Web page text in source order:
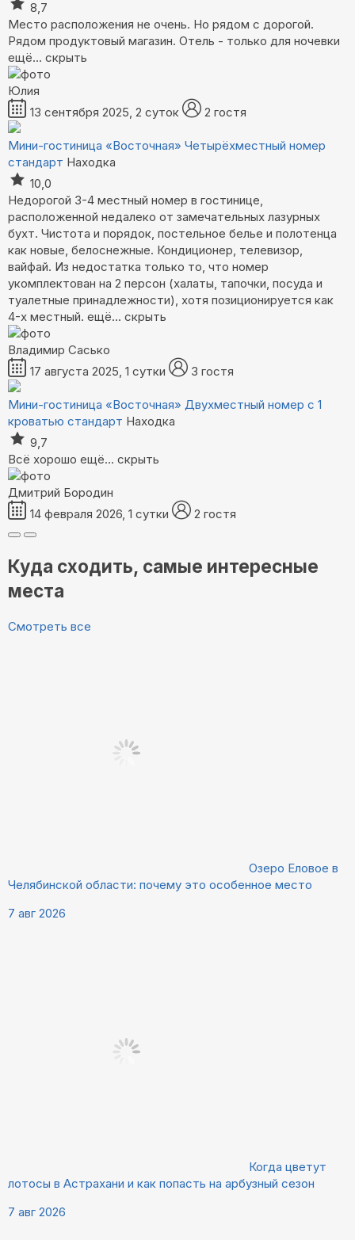
8,7
Место расположения не очень. Но рядом с дорогой.
Рядом продуктовый магазин. Отель - только для ночевки
ещё... скрыть
Юлия
13 сентября 2025, 2 суток
2 гостя
Мини-гостиница «Восточная» Четырёхместный номер
стандарт Находка
10,0
Недорогой 3-4 местный номер в гостинице,
расположенной недалеко от замечательных лазурных
бухт. Чистота и порядок, постельное белье и полотенца
как новые, белоснежные. Кондиционер, телевизор,
вайфай. Из недостатка только то, что номер
укомплектован на 2 персон (халаты, тапочки, посуда и
туалетные принадлежности), хотя позиционируется как
4-х местный. ещё... скрыть
Владимир Сасько
17 августа 2025, 1 сутки
3 гостя
Мини-гостиница «Восточная» Двухместный номер с 1
кроватью стандарт Находка
9,7
Всё хорошо ещё... скрыть
Дмитрий Бородин
14 февраля 2026, 1 сутки
2 гостя
Куда сходить, самые интересные
места
Смотреть все
Озеро Еловое в
Челябинской области: почему это особенное место
7 авг 2026
Когда цветут
лотосы в Астрахани и как попасть на арбузный сезон
7 авг 2026